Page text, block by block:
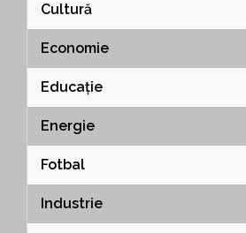
Cultură
Economie
Educație
Energie
Fotbal
Industrie